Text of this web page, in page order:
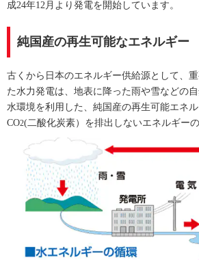
成24年12月より発電を開始しています。
純国産の再生可能なエネルギー
古くから日本のエネルギー供給源として、
た水力発電は、地表に降った雨や雪などの
水環境を利用した、純国産の再生可能エネ
CO2(二酸化炭素）を排出しないエネルギーの